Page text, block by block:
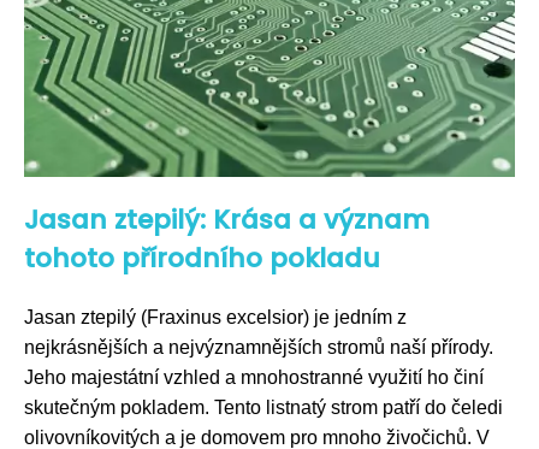
Jasan ztepilý: Krása a význam
tohoto přírodního pokladu
Jasan ztepilý (Fraxinus excelsior) je jedním z
nejkrásnějších a nejvýznamnějších stromů naší přírody.
Jeho majestátní vzhled a mnohostranné využití ho činí
skutečným pokladem. Tento listnatý strom patří do čeledi
olivovníkovitých a je domovem pro mnoho živočichů. V